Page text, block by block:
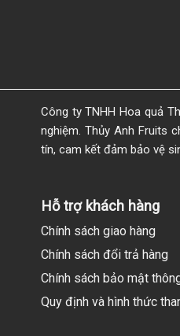
Công ty TNHH Hoa quả
nghiệm. Thủy Anh Fruits
tín, cam kết đảm bảo vệ
Hỗ trợ khách hàng
Chính sách giao hàng
Chính sách đổi trả hàng
Chính sách bảo mật
Quy định và hình thức